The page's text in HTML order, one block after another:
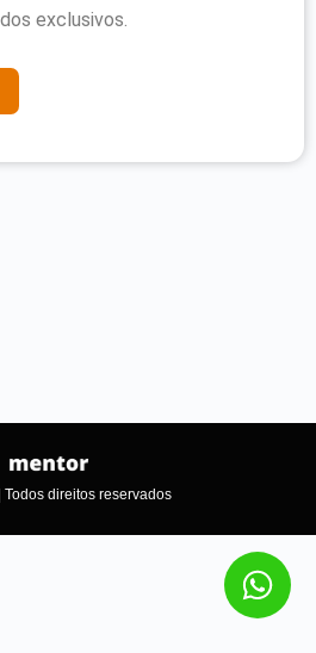
exclusivos.
Todos direitos reservados